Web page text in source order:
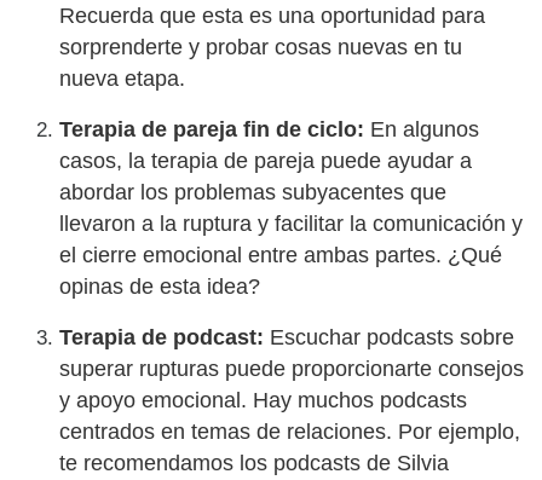
Recuerda que esta es una oportunidad para
sorprenderte y probar cosas nuevas en tu
nueva etapa.
Terapia de pareja fin de ciclo: En algunos
casos, la terapia de pareja puede ayudar a
abordar los problemas subyacentes que
llevaron a la ruptura y facilitar la comunicación y
el cierre emocional entre ambas partes. ¿Qué
opinas de esta idea?
Terapia de podcast: Escuchar podcasts sobre
superar rupturas puede proporcionarte consejos
y apoyo emocional. Hay muchos podcasts
centrados en temas de relaciones. Por ejemplo,
te recomendamos los podcasts de Silvia